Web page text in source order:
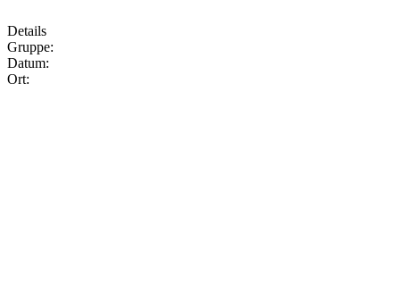
Details
Gruppe:
Datum:
Ort: